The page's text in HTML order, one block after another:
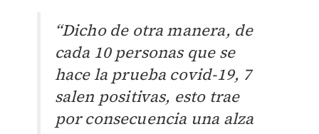
“Dicho de otra manera, de
cada 10 personas que se
hace la prueba covid-19, 7
salen positivas, esto trae
por consecuencia una alza